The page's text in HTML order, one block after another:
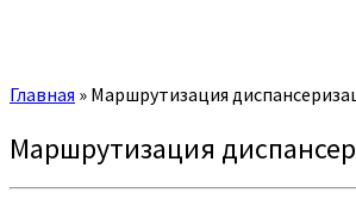
Главная » Маршрутизация
Маршрутизация